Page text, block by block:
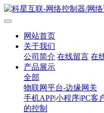
网站首页
关于我们
公司简介 在线留言 在
产品展示
全部
物联网平台-边缘网关
手机APP|小程序|PC客
的控制